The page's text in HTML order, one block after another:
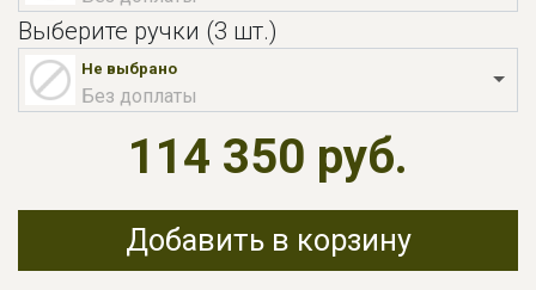
Выберите ручки (3 шт.)
Не выбрано
Без доплаты
114 350 руб.
Добавить в корзину